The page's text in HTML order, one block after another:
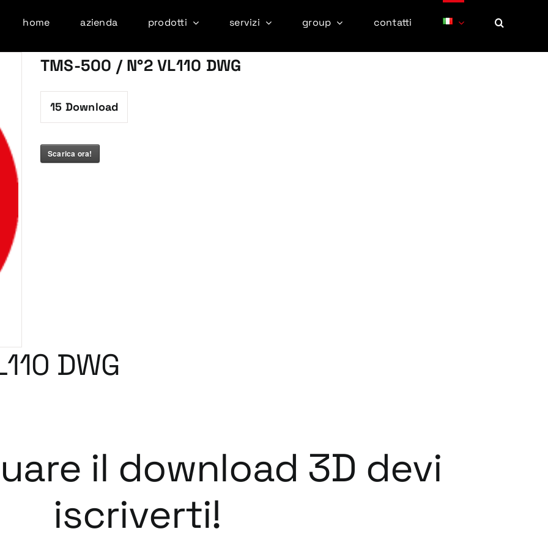
home azienda prodotti servizi group contatti
TMS-500 / N°2 VL110 DWG
15 Download
Scarica ora!
DWG
il download 3D devi
iscriverti!